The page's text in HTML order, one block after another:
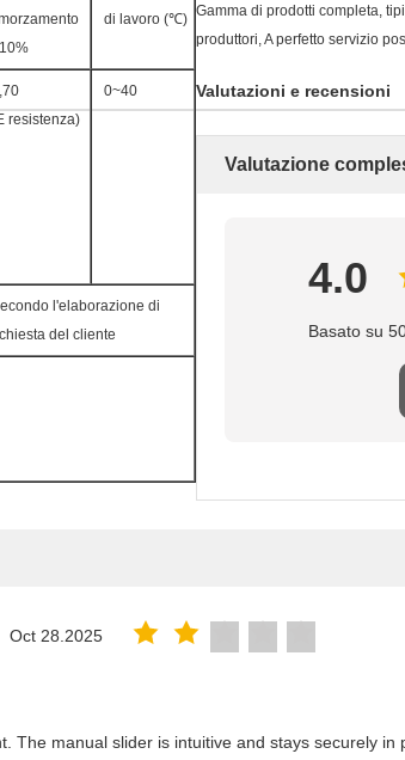
di lavoro (℃)
resistenza)
0~40
l'elaborazione di
del cliente
Gamma di prodotti completa,
produttori, A perfetto servizio
Valutazioni e recensioni
Valutazione
4.0
Basato su
Oct 28.2025
The manual slider is intuitive and stays securely in